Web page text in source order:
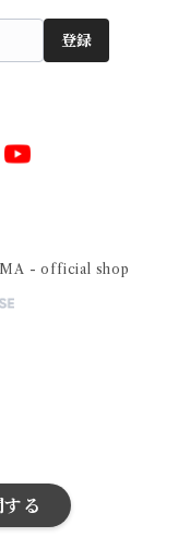
登録
- official shop
る